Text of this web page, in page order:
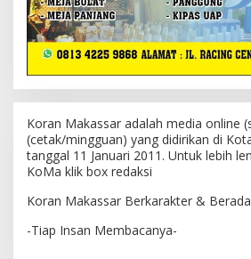
Koran Makassar adalah media online
(cetak/mingguan) yang didirikan di
tanggal 11 Januari 2011. Untuk lebih
KoMa klik box redaksi
Koran Makassar Berkarakter &
-Tiap Insan Membacanya-